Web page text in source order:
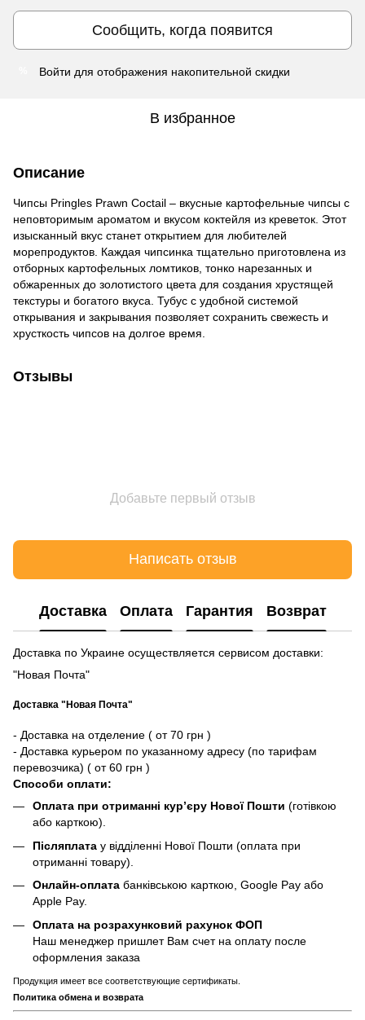
Сообщить, когда появится
Войти для отображения накопительной скидки
В избранное
Описание
Чипсы Pringles Prawn Coctail – вкусные картофельные чипсы с
неповторимым ароматом и вкусом коктейля из креветок. Этот
изысканный вкус станет открытием для любителей
морепродуктов. Каждая чипсинка тщательно приготовлена ​​из
отборных картофельных ломтиков, тонко нарезанных и
обжаренных до золотистого цвета для создания хрустящей
текстуры и богатого вкуса. Тубус с удобной системой
открывания и закрывания позволяет сохранить свежесть и
хрусткость чипсов на долгое время.
Отзывы
Добавьте первый отзыв
Написать отзыв
Доставка Оплата Гарантия Возврат
Доставка по Украине осуществляется сервисом доставки:
"Новая Почта"
Доставка "Новая Почта"
- Доставка на отделение ( от 70 грн )
- Доставка курьером по указанному адресу (по тарифам
перевозчика) ( от 60 грн )
Способи оплати:
Оплата при отриманні кур’єру Нової Пошти (готівкою
або карткою).
Післяплата у відділенні Нової Пошти (оплата при
отриманні товару).
Онлайн-оплата банківською карткою, Google Pay або
Apple Pay.
Оплата на розрахунковий рахунок ФОП
Наш менеджер пришлет Вам счет на оплату после
оформления заказа
Продукция имеет все соответствующие сертификаты.
Политика обмена и возврата